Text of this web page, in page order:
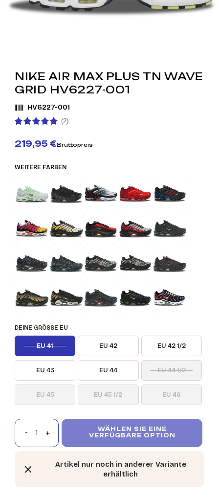
NIKE AIR MAX PLUS TN WAVE
GRID HV6227-001
HV6227-001
(2)
219,95 €Bruttopreis
WEITERE FARBEN
DEINE GRÖSSE EU
EU 41 EU 42 EU 42 1/2
EU 43 EU 44 EU 44 1/2
EU 45 EU 45 1/2 EU 46
WÄHLEN SIE EINE
VERFÜGBARE OPTION
Artikel nur noch in anderer Variante
erhältlich